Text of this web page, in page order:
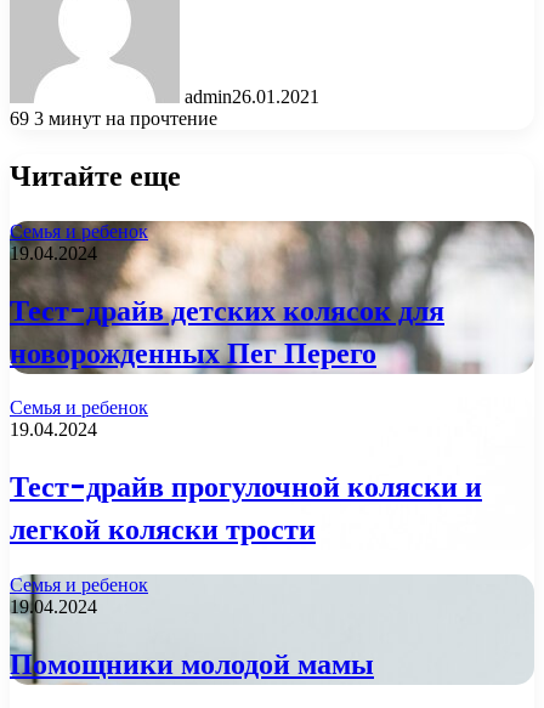
admin26.01.2021
69 3 минут на прочтение
Читайте еще
Семья и ребенок
19.04.2024
Тест-драйв детских колясок для
новорожденных Пег Перего
Семья и ребенок
19.04.2024
Тест-драйв прогулочной коляски и
легкой коляски трости
Семья и ребенок
19.04.2024
Помощники молодой мамы